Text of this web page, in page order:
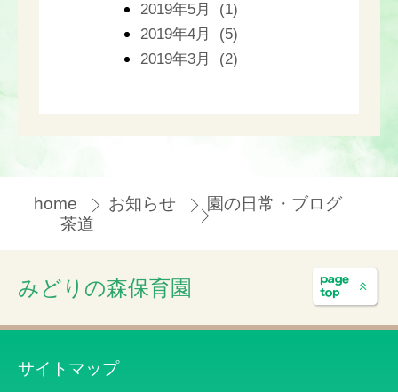
2019年5月 (1)
2019年4月 (5)
2019年3月 (2)
home お知らせ
園の日常・ブログ
茶道
みどりの森保育園
サイトマップ